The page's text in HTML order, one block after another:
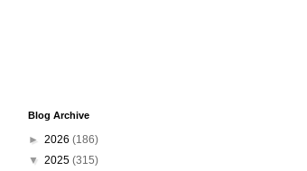
Blog Archive
► 2026 (186)
▼ 2025 (315)